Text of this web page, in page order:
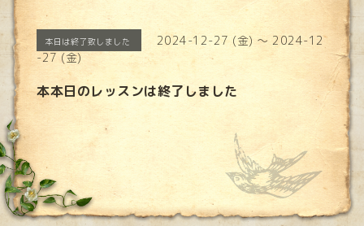
本日は終了致しました
2024-12-27 (金) ～ 2024-12
-27 (金)
本本日のレッスンは終了しました